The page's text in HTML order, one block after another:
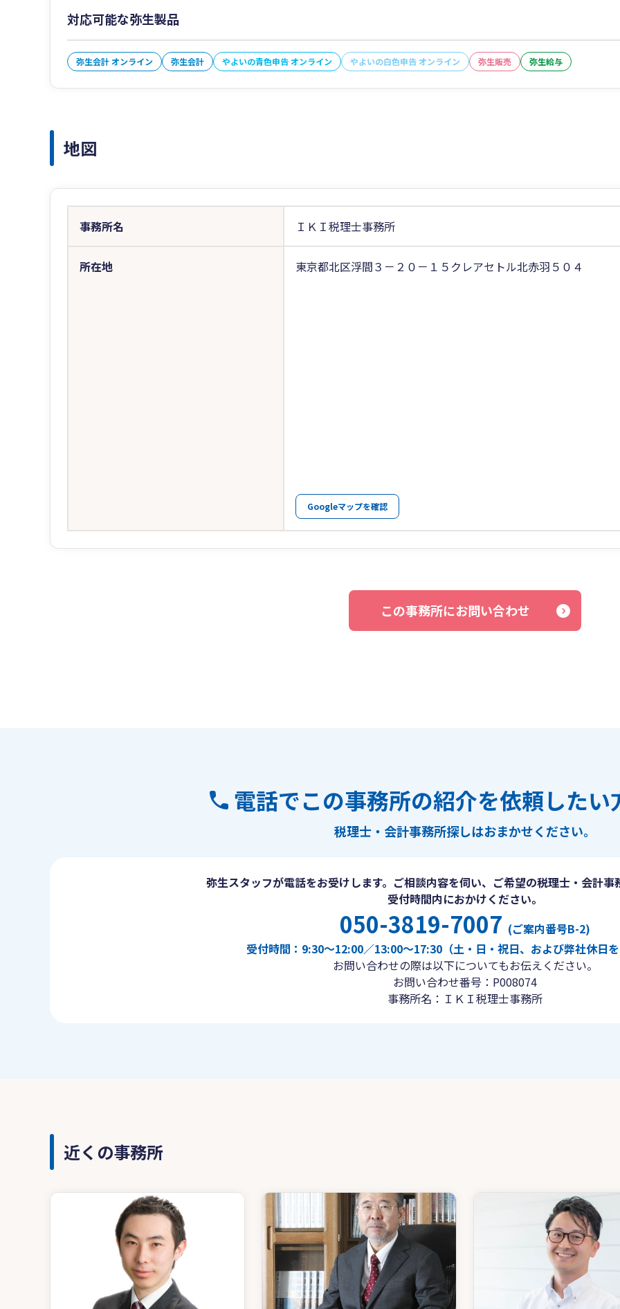
対応可能な弥生製品
弥生会計 オンライン 弥生会計 やよいの青色申告 オンライン やよいの白色申告 オンライン 弥生販売 弥生給与
地図
事務所名 ＩＫＩ税理士事務所
所在地 東京都北区浮間３－２０－１５クレアセトル北赤羽５０４
Googleマップを確認
この事務所にお問い合わせ
電話でこの事務所の紹介を依頼したい
税理士・会計事務所探しはおまかせください。
弥生スタッフが電話をお受けします。ご相談内容を伺い、ご希望の税理士・会計事
受付時間内におかけください。
050-3819-7007 (ご案内番号B-2)
受付時間：9:30〜12:00／13:00〜17:30（土・日・祝日、および弊社休日
お問い合わせの際は以下についてもお伝えください。
お問い合わせ番号：P008074
事務所名：ＩＫＩ税理士事務所
近くの事務所